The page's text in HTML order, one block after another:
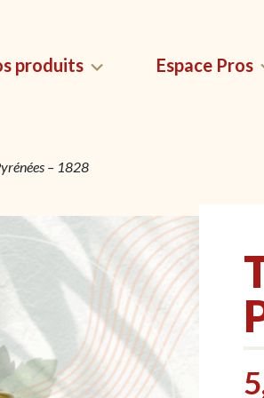
?
produits
Magnets Saucisson Lyonnais
Espace Pros
– 1828